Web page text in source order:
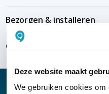
Deze website maakt
We gebruiken cookies
Bezorgen & installeren
Over KommaGo